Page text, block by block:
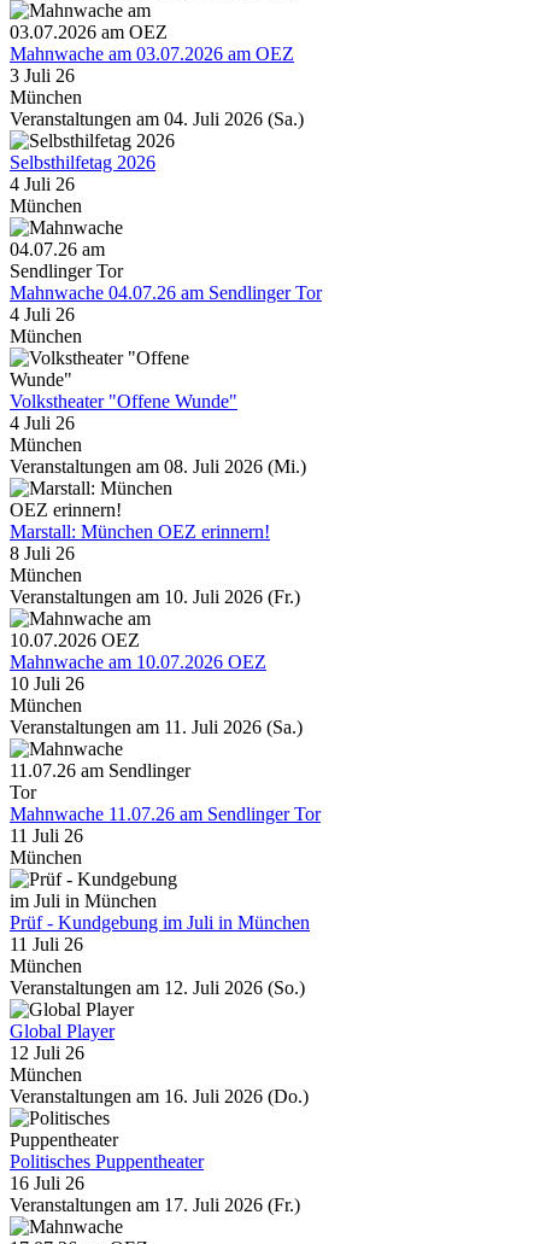
Mahnwache am 03.07.2026 am OEZ
3 Juli 26
München
Veranstaltungen am 04. Juli 2026 (Sa.)
Selbsthilfetag 2026
4 Juli 26
München
Mahnwache 04.07.26 am Sendlinger Tor
4 Juli 26
München
Volkstheater "Offene Wunde"
4 Juli 26
München
Veranstaltungen am 08. Juli 2026 (Mi.)
Marstall: München OEZ erinnern!
8 Juli 26
München
Veranstaltungen am 10. Juli 2026 (Fr.)
Mahnwache am 10.07.2026 OEZ
10 Juli 26
München
Veranstaltungen am 11. Juli 2026 (Sa.)
Mahnwache 11.07.26 am Sendlinger Tor
11 Juli 26
München
Prüf - Kundgebung im Juli in München
11 Juli 26
München
Veranstaltungen am 12. Juli 2026 (So.)
Global Player
12 Juli 26
München
Veranstaltungen am 16. Juli 2026 (Do.)
Politisches Puppentheater
16 Juli 26
Veranstaltungen am 17. Juli 2026 (Fr.)